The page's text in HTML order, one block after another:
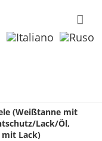
(Weißtanne mit
Lack/Öl,
mit Lack)